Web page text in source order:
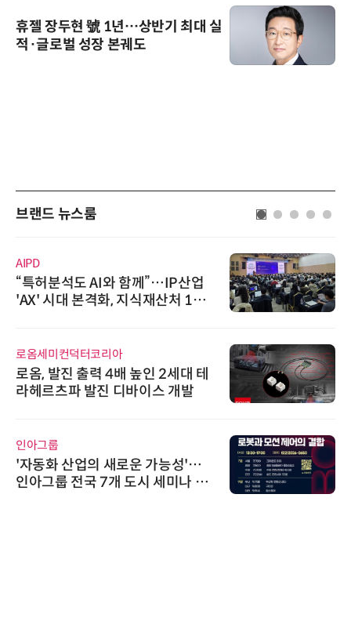
휴젤 장두현 號 1년…상반기 최대 실
적·글로벌 성장 본궤도
브랜드 뉴스룸
AIPD
“특허분석도 AI와 함께”…IP산업
'AX' 시대 본격화, 지식재산처 1호
로옴세미컨덕터코리아
로옴, 발진 출력 4배 높인 2세대 테
라헤르츠파 발진 디바이스 개발
인아그룹
'자동화 산업의 새로운 가능성'…
인아그룹 전국 7개 도시 세미나 페